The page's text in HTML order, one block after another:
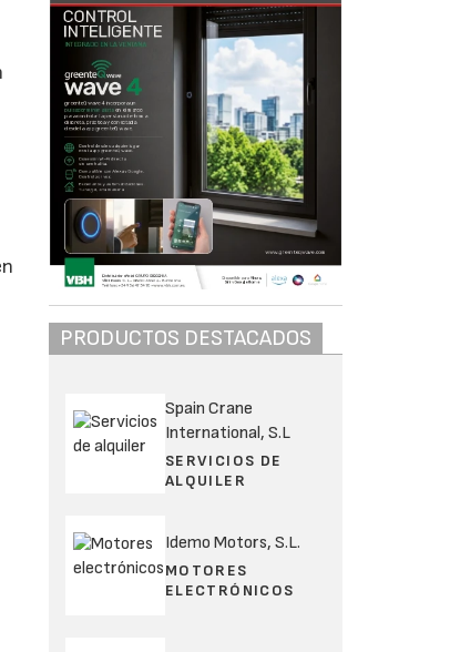
PRODUCTOS DESTACADOS
Spain Crane
International, S.L
SERVICIOS DE
ALQUILER
Idemo Motors, S.L.
MOTORES
ELECTRÓNICOS